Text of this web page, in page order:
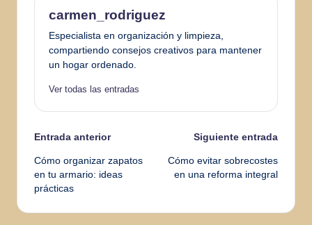
carmen_rodriguez
Especialista en organización y limpieza,
compartiendo consejos creativos para mantener
un hogar ordenado.
Ver todas las entradas
Navegación
de
entradas
Entrada anterior
Cómo organizar zapatos
en tu armario: ideas
prácticas
Siguiente entrada
Cómo evitar sobrecostes
en una reforma integral